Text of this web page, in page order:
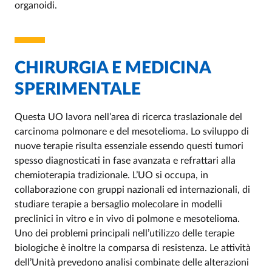
organoidi.
CHIRURGIA E MEDICINA
SPERIMENTALE
Questa UO lavora nell’area di ricerca traslazionale del
carcinoma polmonare e del mesotelioma. Lo sviluppo di
nuove terapie risulta essenziale essendo questi tumori
spesso diagnosticati in fase avanzata e refrattari alla
chemioterapia tradizionale. L’UO si occupa, in
collaborazione con gruppi nazionali ed internazionali, di
studiare terapie a bersaglio molecolare in modelli
preclinici in vitro e in vivo di polmone e mesotelioma.
Uno dei problemi principali nell’utilizzo delle terapie
biologiche è inoltre la comparsa di resistenza. Le attività
dell’Unità prevedono analisi combinate delle alterazioni